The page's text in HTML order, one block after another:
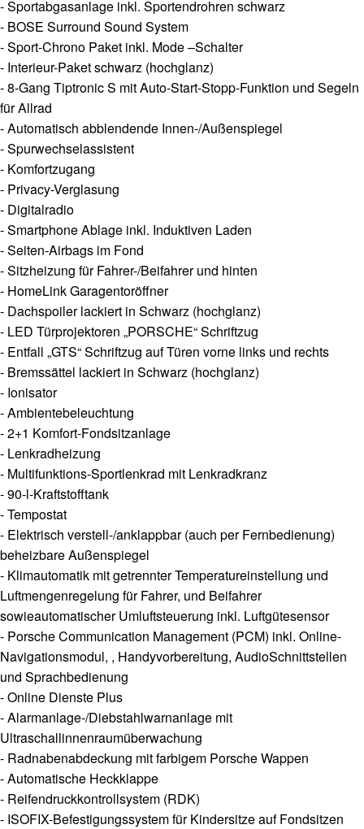
- Sportabgasanlage inkl. Sportendrohren schwarz
- BOSE Surround Sound System
- Sport-Chrono Paket inkl. Mode –Schalter
- Interieur-Paket schwarz (hochglanz)
- 8-Gang Tiptronic S mit Auto-Start-Stopp-Funktion und Segeln
für Allrad
- Automatisch abblendende Innen-/Außenspiegel
- Spurwechselassistent
- Komfortzugang
- Privacy-Verglasung
- Digitalradio
- Smartphone Ablage inkl. Induktiven Laden
- Seiten-Airbags im Fond
- Sitzheizung für Fahrer-/Beifahrer und hinten
- HomeLink Garagentoröffner
- Dachspoiler lackiert in Schwarz (hochglanz)
- LED Türprojektoren „PORSCHE“ Schriftzug
- Entfall „GTS“ Schriftzug auf Türen vorne links und rechts
- Bremssättel lackiert in Schwarz (hochglanz)
- Ionisator
- Ambientebeleuchtung
- 2+1 Komfort-Fondsitzanlage
- Lenkradheizung
- Multifunktions-Sportlenkrad mit Lenkradkranz
- 90-l-Kraftstofftank
- Tempostat
- Elektrisch verstell-/anklappbar (auch per Fernbedienung)
beheizbare Außenspiegel
- Klimautomatik mit getrennter Temperatureinstellung und
Luftmengenregelung für Fahrer, und Beifahrer
sowieautomatischer Umluftsteuerung inkl. Luftgütesensor
- Porsche Communication Management (PCM) inkl. Online­-
Navigationsmodul, , Handyvorbereitung, Audio­Schnittstellen
und Sprachbedienung
- Online Dienste Plus
- Alarmanlage-/Diebstahlwarnanlage mit
Ultraschallinnenraumüberwachung
- Radnabenabdeckung mit farbigem Porsche Wappen
- Automatische Heckklappe
- Reifendruckkontrollsystem (RDK)
- ISOFIX-Befestigungssystem für Kindersitze auf Fondsitzen